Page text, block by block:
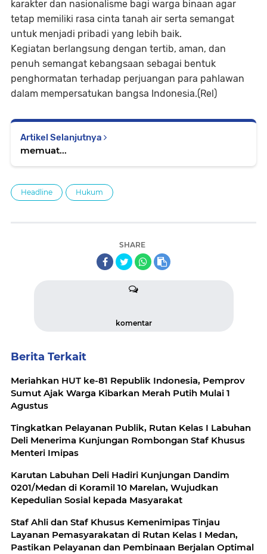
karakter dan nasionalisme bagi warga binaan agar
tetap memiliki rasa cinta tanah air serta semangat
untuk menjadi pribadi yang lebih baik.
Kegiatan berlangsung dengan tertib, aman, dan
penuh semangat kebangsaan sebagai bentuk
penghormatan terhadap perjuangan para pahlawan
dalam mempersatukan bangsa Indonesia.(Rel)
Artikel Selanjutnya
memuat...
Headline Hukum
SHARE
komentar
Berita Terkait
Meriahkan HUT ke-81 Republik Indonesia, Pemprov
Sumut Ajak Warga Kibarkan Merah Putih Mulai 1
Agustus
Tingkatkan Pelayanan Publik, Rutan Kelas I Labuhan
Deli Menerima Kunjungan Rombongan Staf Khusus
Menteri Imipas
Karutan Labuhan Deli Hadiri Kunjungan Dandim
0201/Medan di Koramil 10 Marelan, Wujudkan
Kepedulian Sosial kepada Masyarakat
Staf Ahli dan Staf Khusus Kemenimipas Tinjau
Layanan Pemasyarakatan di Rutan Kelas I Medan,
Pastikan Pelayanan dan Pembinaan Berjalan Optimal